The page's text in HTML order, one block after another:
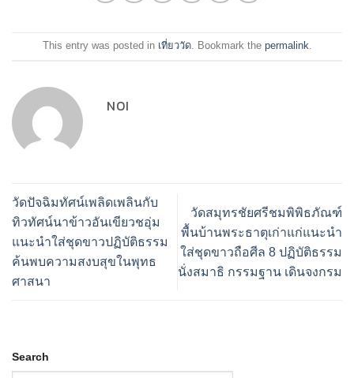
This entry was posted in เที่ยววัด. Bookmark the permalink.
NOI
วัดปัจฉิมทัศน์เพลิดเพลินกับ
ทิวทัศน์นาข้าวอันเขียวชอุ่ม
แนะนำใส่ชุดขาวปฏิบัติธรรม
ค้นพบความสงบสุขในพุทธ
ศาสนา
วัดสมุทรชัยศรีชมพิพิธภัณฑ์
พื้นบ้านพระธาตุเก่าแก่แนะนำ
ใส่ชุดขาวถือศีล 8 ปฏิบัติธรรม
นั่งสมาธิ กรรมฐาน เดินจงกรม
Search